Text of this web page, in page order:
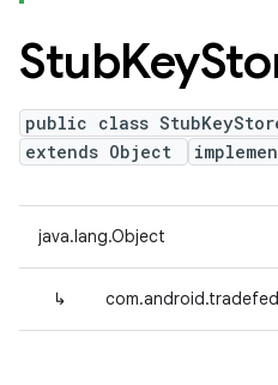
StubKey
public class
extends Object
java.lang.Object
↳